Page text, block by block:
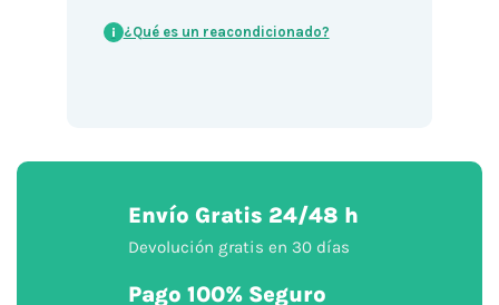
i ¿Qué es un reacondicionado?
Envío Gratis 24/48 h
Devolución gratis en 30 días
Pago 100% Seguro